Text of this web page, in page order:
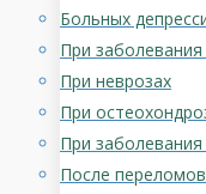
Больных
При заболевания
При неврозах
При
При
После переломов